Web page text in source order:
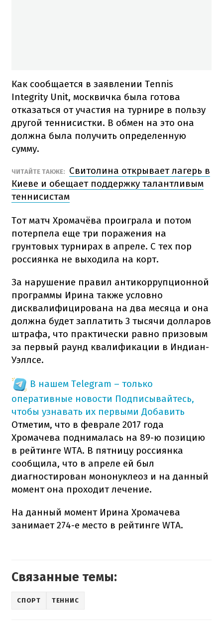
Как сообщается в заявлении Tennis
Integrity Unit, москвичка была готова
отказаться от участия на турнире в пользу
другой теннисистки. В обмен на это она
должна была получить определенную
сумму.
ЧИТАЙТЕ ТАКЖЕ:
Свитолина открывает лагерь в
Киеве и обещает поддержку талантливым
теннисистам
Тот матч Хромачёва проиграла и потом
потерпела еще три поражения на
грунтовых турнирах в апреле. С тех пор
россиянка не выходила на корт.
За нарушение правил антикоррупционной
программы Ирина также условно
дисквалифицирована на два месяца и она
должна будет заплатить 3 тысячи долларов
штрафа, что практически равно призовым
за первый раунд квалификации в Индиан-
Уэллсе.
В нашем Telegram – только
оперативные новости Подписывайтесь,
чтобы узнавать их первыми Добавить
Отметим, что в феврале 2017 года
Хромачева поднималась на 89-ю позицию
в рейтинге WTA. В пятницу россиянка
сообщила, что в апреле ей был
диагностирован мононуклеоз и на данный
момент она проходит лечение.
На данный момент Ирина Хромачева
занимает 274-е место в рейтинге WTA.
Связанные темы:
СПОРТ ТЕННИС